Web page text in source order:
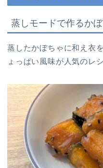
蒸しモードで作るか
蒸したかぼちゃに和え衣
ょっぱい風味が人気のレ